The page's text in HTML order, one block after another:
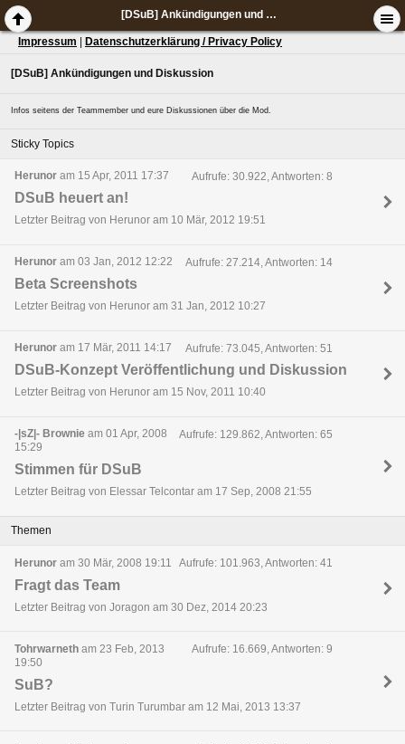
[DSuB] Ankündigungen und Diskussion
Impressum Datenschutzerklärung / Privacy Policy
[DSuB] Ankündigungen und Diskussion
Infos seitens der Teammember und eure Diskussionen über die Mod.
Sticky Topics
Herunor am 15 Apr, 2011 17:37 Aufrufe: 30.922, Antworten: 8
DSuB heuert an!
Letzter Beitrag von Herunor am 10 Mär, 2012 19:51
Herunor am 03 Jan, 2012 12:22 Aufrufe: 27.214, Antworten: 14
Beta Screenshots
Letzter Beitrag von Herunor am 31 Jan, 2012 10:27
Herunor am 17 Mär, 2011 14:17 Aufrufe: 73.045, Antworten: 51
DSuB-Konzept Veröffentlichung und Diskussion
Letzter Beitrag von Herunor am 15 Nov, 2011 10:40
-|sZ|- Brownie am 01 Apr, 2008
15:29
Aufrufe: 129.862, Antworten: 65
Stimmen für DSuB
Letzter Beitrag von Elessar Telcontar am 17 Sep, 2008 21:55
Themen
Herunor am 30 Mär, 2008 19:11 Aufrufe: 101.963, Antworten: 41
Fragt das Team
Letzter Beitrag von Joragon am 30 Dez, 2014 20:23
Tohrwarneth am 23 Feb, 2013
19:50
Aufrufe: 16.669, Antworten: 9
SuB?
Letzter Beitrag von Turin Turumbar am 12 Mai, 2013 13:37